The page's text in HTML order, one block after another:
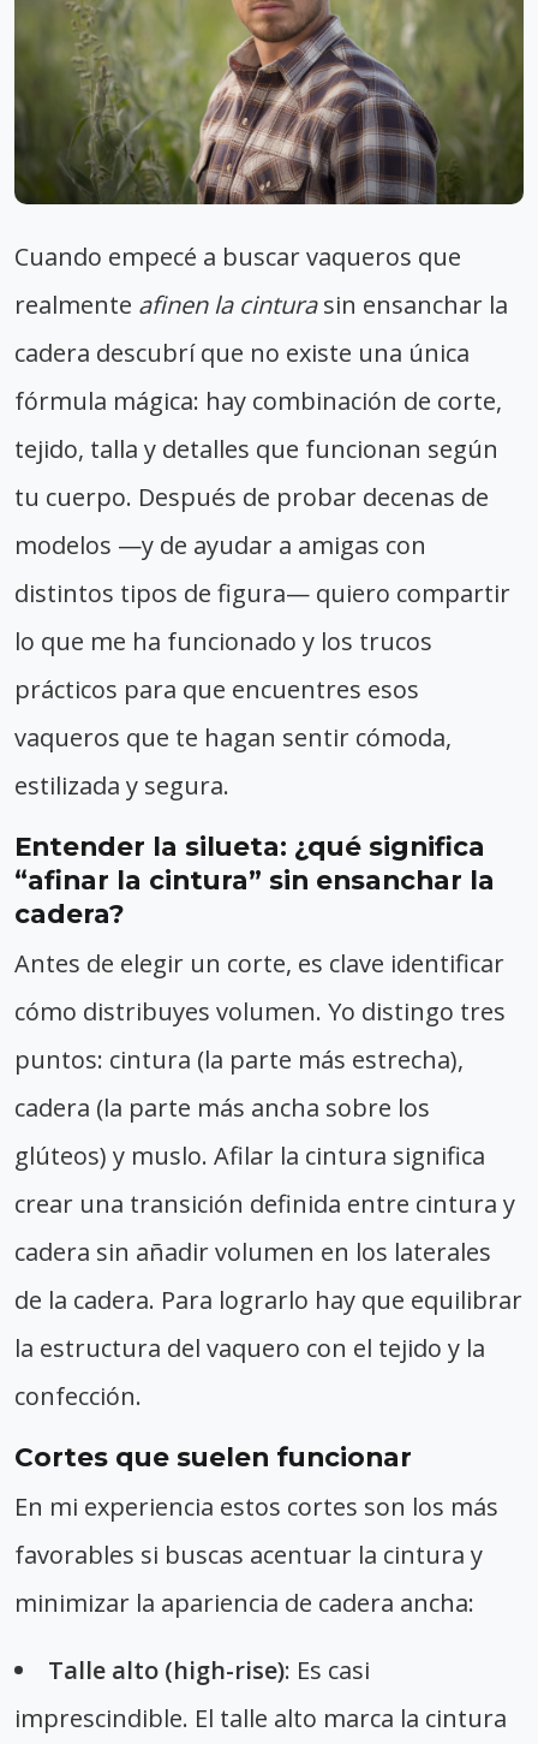
Cuando empecé a buscar vaqueros que
realmente afinen la cinturasin ensanchar la
cadera descubrí que no existe una única
fórmula mágica: hay combinación de corte,
tejido, talla y detalles que funcionan según
tu cuerpo. Después de probar decenas de
modelos —y de ayudar a amigas con
distintos tipos de figura— quiero compartir
lo que me ha funcionado y los trucos
prácticos para que encuentres esos
vaqueros que te hagan sentir cómoda,
estilizada y segura.
Entender la silueta: ¿qué significa
“afinar la cintura” sin ensanchar la
cadera?
Antes de elegir un corte, es clave identificar
cómo distribuyes volumen. Yo distingo tres
puntos: cintura (la parte más estrecha),
cadera (la parte más ancha sobre los
glúteos) y muslo. Afilar la cintura significa
crear una transición definida entre cintura y
cadera sin añadir volumen en los laterales
de la cadera. Para lograrlo hay que equilibrar
la estructura del vaquero con el tejido y la
confección.
Cortes que suelen funcionar
En mi experiencia estos cortes son los más
favorables si buscas acentuar la cintura y
minimizar la apariencia de cadera ancha:
Talle alto (high-rise): Es casi
imprescindible. El talle alto marca la cintura